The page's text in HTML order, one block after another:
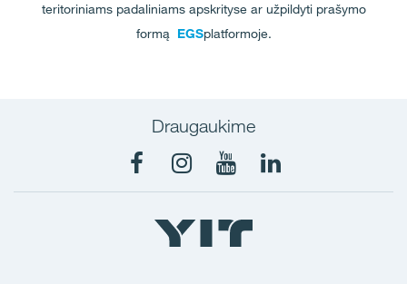
teritoriniams padaliniams apskrityse ar užpildyti prašymo
formą EGSplatformoje.
Draugaukime